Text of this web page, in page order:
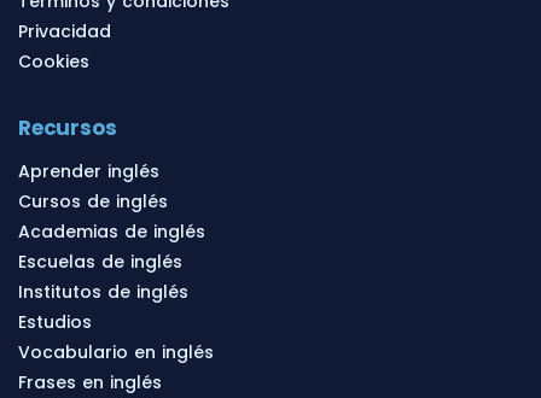
Privacidad
Cookies
Recursos
Aprender inglés
Cursos de inglés
Academias de inglés
Escuelas de inglés
Institutos de inglés
Estudios
Vocabulario en inglés
Frases en inglés